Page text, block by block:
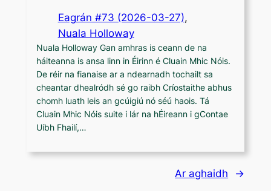
Eagrán #73 (2026-03-27)
Nuala Holloway
Nuala Holloway Gan amhras is ceann de na
háiteanna is ansa linn in Éirinn é Cluain Mhic Nóis.
De réir na fianaise ar a ndearnadh tochailt sa
cheantar dhealródh sé go raibh Críostaithe abhus
chomh luath leis an gcúigiú nó séú haois. Tá
Cluain Mhic Nóis suite i lár na hÉireann i gContae
Uíbh Fhailí,…
Ar aghaidh →